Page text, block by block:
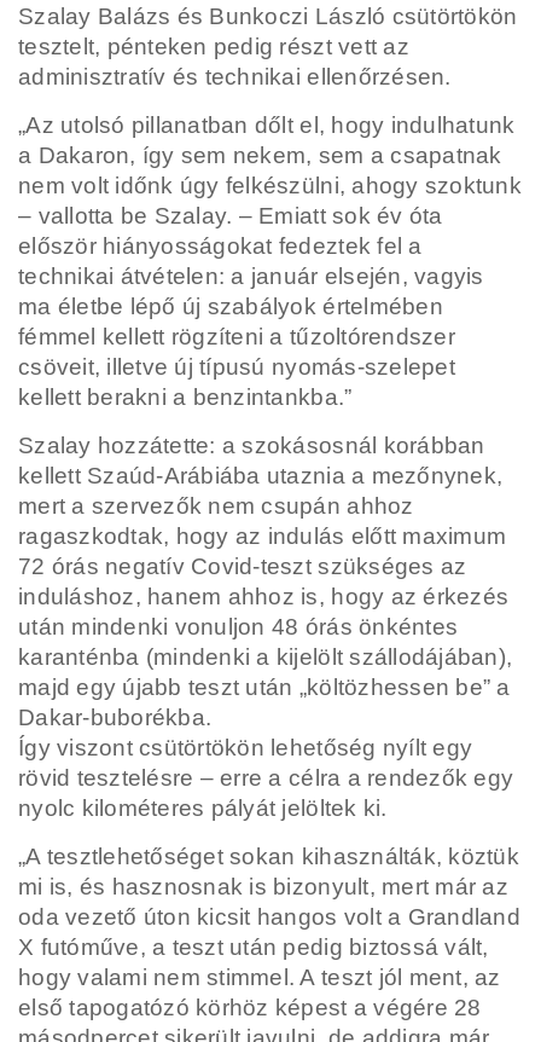
Szalay Balázs és Bunkoczi László csütörtökön
tesztelt, pénteken pedig részt vett az
adminisztratív és technikai ellenőrzésen.
„Az utolsó pillanatban dőlt el, hogy indulhatunk
a Dakaron, így sem nekem, sem a csapatnak
nem volt időnk úgy felkészülni, ahogy szoktunk
– vallotta be Szalay. – Emiatt sok év óta
először hiányosságokat fedeztek fel a
technikai átvételen: a január elsején, vagyis
ma életbe lépő új szabályok értelmében
fémmel kellett rögzíteni a tűzoltórendszer
csöveit, illetve új típusú nyomás-szelepet
kellett berakni a benzintankba.”
Szalay hozzátette: a szokásosnál korábban
kellett Szaúd-Arábiába utaznia a mezőnynek,
mert a szervezők nem csupán ahhoz
ragaszkodtak, hogy az indulás előtt maximum
72 órás negatív Covid-teszt szükséges az
induláshoz, hanem ahhoz is, hogy az érkezés
után mindenki vonuljon 48 órás önkéntes
karanténba (mindenki a kijelölt szállodájában),
majd egy újabb teszt után „költözhessen be” a
Dakar-buborékba.
Így viszont csütörtökön lehetőség nyílt egy
rövid tesztelésre – erre a célra a rendezők egy
nyolc kilométeres pályát jelöltek ki.
„A tesztlehetőséget sokan kihasználták, köztük
mi is, és hasznosnak is bizonyult, mert már az
oda vezető úton kicsit hangos volt a Grandland
X futóműve, a teszt után pedig biztossá vált,
hogy valami nem stimmel. A teszt jól ment, az
első tapogatózó körhöz képest a végére 28